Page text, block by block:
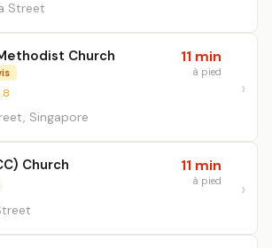
Street
Church
Singapore
11 min
à pied
Church 11 min
à pied